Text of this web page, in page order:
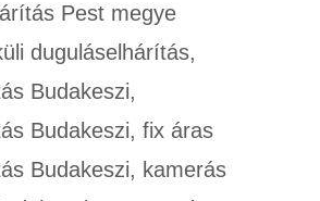
Pest megye
duguláselhárítás,
Budakeszi,
Budakeszi, fix áras
Budakeszi, kamerás